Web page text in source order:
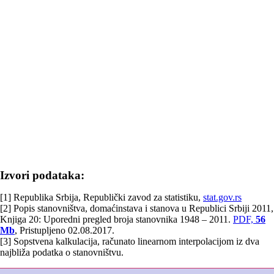
Izvori podataka:
[1] Republika Srbija, Republički zavod za statistiku, stat.gov.rs
[2] Popis stanovništva, domaćinstava i stanova u Republici Srbiji 2011,
Knjiga 20: Uporedni pregled broja stanovnika 1948 – 2011. PDF, 56
Mb, Pristupljeno 02.08.2017.
[3] Sopstvena kalkulacija, računato linearnom interpolacijom iz dva
najbliža podatka o stanovništvu.